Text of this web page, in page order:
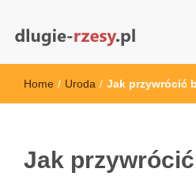
dlugie-rzesy.pl
Home / Uroda / Jak przywrócić
Jak